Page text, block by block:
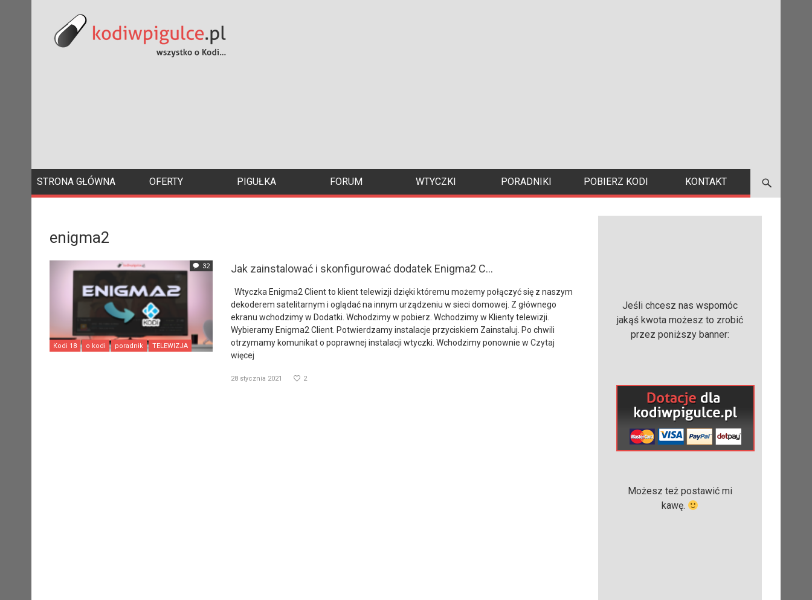
STRONA GŁÓWNA OFERTY PIGUŁKA FORUM WTYCZKI PORADNIKI POBIERZ KODI KONTAKT
enigma2
32
Kodi 18 o kodi poradnik TELEWIZJA
Jak zainstalować i skonfigurować dodatek Enigma2 C...
Wtyczka Enigma2 Client to klient telewizji dzięki któremu możemy połączyć się z naszym
dekoderem satelitarnym i oglądać na innym urządzeniu w sieci domowej. Z głównego
ekranu wchodzimy w Dodatki. Wchodzimy w pobierz. Wchodzimy w Klienty telewizji.
Wybieramy Enigma2 Client. Potwierdzamy instalacje przyciskiem Zainstaluj. Po chwili
otrzymamy komunikat o poprawnej instalacji wtyczki. Wchodzimy ponownie w Czytaj
więcej
28 stycznia 2021 2
Jeśli chcesz nas wspomóc
jakąś kwota możesz to zrobić
przez poniższy banner:
Możesz też postawić mi
kawę.